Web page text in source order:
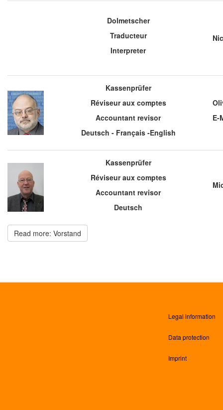
Dolmetscher
Traducteur
Interpreter
Kassenprüfer
Réviseur aux comptes
Accountant revisor
Deutsch - Français-English
E-
Kassenprüfer
Réviseur aux comptes
Accountant revisor
Deutsch
Read more: Vorstand
Legal information
Data protection
Imprint